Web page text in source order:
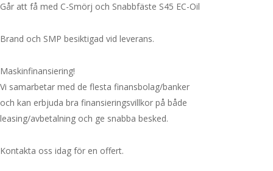
Går att få med C-Smörj och Snabbfäste S45 EC-Oil
Brand och SMP besiktigad vid leverans.
Maskinfinansiering!
Vi samarbetar med de flesta finansbolag/banker
och kan erbjuda bra finansieringsvillkor på både
leasing/avbetalning och ge snabba besked.
Kontakta oss idag för en offert.